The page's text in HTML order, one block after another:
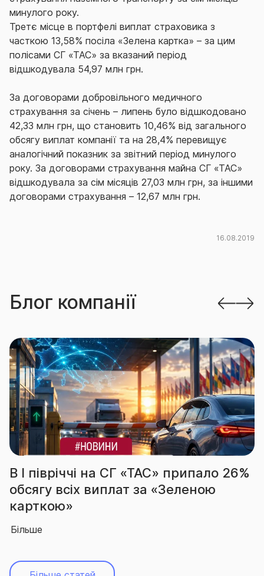
минулого року.
Третє місце в портфелі виплат страховика з
часткою 13,58% посіла «Зелена картка» – за цим
полісами СГ «ТАС» за вказаний період
відшкодувала 54,97 млн грн.
За договорами добровільного медичного
страхування за січень – липень було відшкодовано
42,33 млн грн, що становить 10,46% від загального
обсягу виплат компанії та на 28,4% перевищує
аналогічний показник за звітний період минулого
року. За договорами страхування майна СГ «ТАС»
відшкодувала за сім місяців 27,03 млн грн, за іншими
договорами страхування – 12,67 млн грн.
16.08.2019
Блог компанії
припало 26%
за «Зеленою
За підсумками І
вчергове